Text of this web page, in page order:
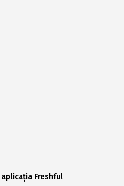
aplicația Freshful